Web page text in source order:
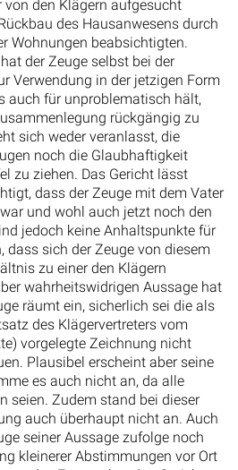
des Hausanwesens durch
Wohnungen beabsichtigten.
der Zeuge selbst bei der
Verwendung in der jetzigen Form
auch für unproblematisch hält,
rückgängig zu
sich weder veranlasst, die
noch die Glaubhaftigkeit
zu ziehen. Das Gericht lässt
dass der Zeuge mit dem Vater
und wohl auch jetzt noch den
jedoch keine Anhaltspunkte für
dass sich der Zeuge von diesem
zu einer den Klägern
wahrheitswidrigen Aussage hat
räumt ein, sicherlich sei die als
des Klägervertreters vom
vorgelegte Zeichnung nicht
Plausibel erscheint aber seine
es auch nicht an, da alle
seien. Zudem stand bei dieser
auch überhaupt nicht an. Auch
seiner Aussage zufolge noch
kleinerer Abstimmungen vor Ort
des Zeugen hat das Gericht